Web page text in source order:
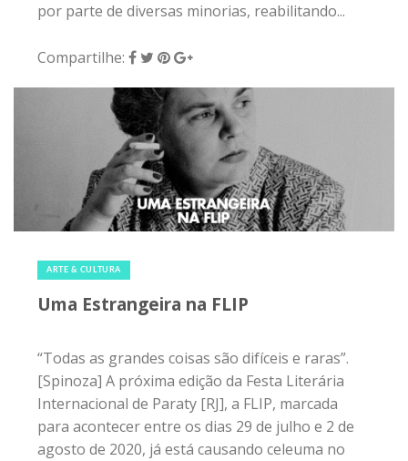
por parte de diversas minorias, reabilitando...
Compartilhe:
ARTE & CULTURA
Uma Estrangeira na FLIP
“Todas as grandes coisas são difíceis e raras”.
[Spinoza] A próxima edição da Festa Literária
Internacional de Paraty [RJ], a FLIP, marcada
para acontecer entre os dias 29 de julho e 2 de
agosto de 2020, já está causando celeuma no